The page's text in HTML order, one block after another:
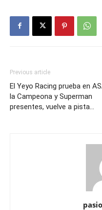
Previous article
El Yeyo Racing prueba en
la Campeona y Superman
presentes, vuelve a pista…